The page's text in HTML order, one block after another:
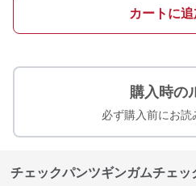
カートに
購入時の
必ず購入前にお読
チェックパンツギンガムチェッ